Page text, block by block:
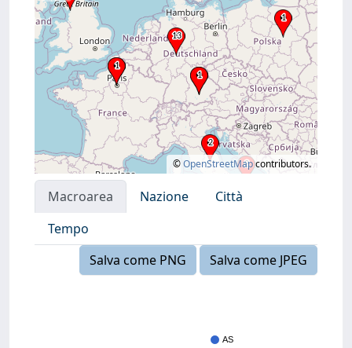
©OpenStreetMapcontributors.
Macroarea Nazione
Città
Tempo
Salva come PNG
Salva come JPEG
AS